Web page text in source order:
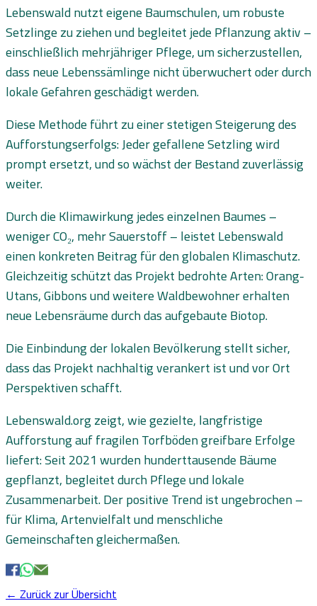
Lebenswald nutzt eigene Baumschulen, um robuste
Setzlinge zu ziehen und begleitet jede Pflanzung aktiv –
einschließlich mehrjähriger Pflege, um sicherzustellen,
dass neue Lebenssämlinge nicht überwuchert oder durch
lokale Gefahren geschädigt werden.
Diese Methode führt zu einer stetigen Steigerung des
Aufforstungserfolgs: Jeder gefallene Setzling wird
prompt ersetzt, und so wächst der Bestand zuverlässig
weiter.
Durch die Klimawirkung jedes einzelnen Baumes –
weniger CO₂, mehr Sauerstoff – leistet Lebenswald
einen konkreten Beitrag für den globalen Klimaschutz.
Gleichzeitig schützt das Projekt bedrohte Arten: Orang-
Utans, Gibbons und weitere Waldbewohner erhalten
neue Lebensräume durch das aufgebaute Biotop.
Die Einbindung der lokalen Bevölkerung stellt sicher,
dass das Projekt nachhaltig verankert ist und vor Ort
Perspektiven schafft.
Lebenswald.org zeigt, wie gezielte, langfristige
Aufforstung auf fragilen Torfböden greifbare Erfolge
liefert: Seit 2021 wurden hunderttausende Bäume
gepflanzt, begleitet durch Pflege und lokale
Zusammenarbeit. Der positive Trend ist ungebrochen –
für Klima, Artenvielfalt und menschliche
Gemeinschaften gleichermaßen.
← Zurück zur Übersicht